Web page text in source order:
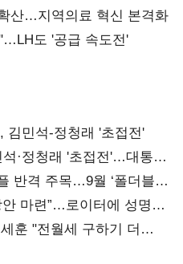
산…지역의료 혁신 본격화
도 '공급 속도전'
김민석-정청래 '초접전'
·정청래 '초접전'…대통령
반격 주목…9월 ‘폴더블
마련”…로이터에 성명
훈 "전월세 구하기 더